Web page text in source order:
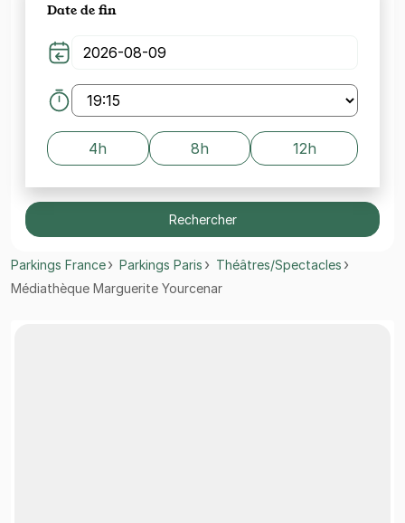
Date de fin
4h 8h 12h
Rechercher
Parkings France Parkings Paris
Théâtres/Spectacles
Médiathèque Marguerite Yourcenar